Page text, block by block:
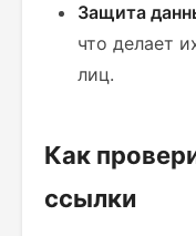
Защита
что делает
лиц.
Как
ссылки